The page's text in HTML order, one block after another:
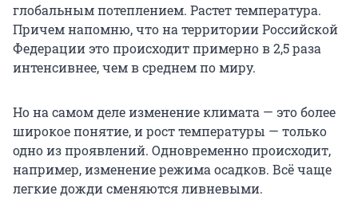
глобальным потеплением. Растет температура.
Причем напомню, что на территории Российской
Федерации это происходит примерно в 2,5 раза
интенсивнее, чем в среднем по миру.
Но на самом деле изменение климата — это более
широкое понятие, и рост температуры — только
одно из проявлений. Одновременно происходит,
например, изменение режима осадков. Всё чаще
легкие дожди сменяются ливневыми.